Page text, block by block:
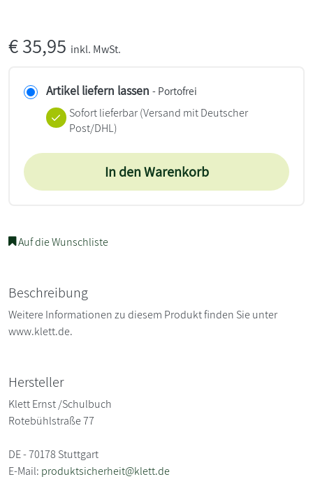
€35,95 inkl. MwSt.
Artikel liefern lassen - Portofrei
Sofort lieferbar(Versand mit Deutscher
Post/DHL)
In den Warenkorb
Auf die Wunschliste
Beschreibung
Weitere Informationen zu diesem Produkt finden Sie unter
www.klett.de.
Hersteller
Klett Ernst /Schulbuch
Rotebühlstraße 77
DE - 70178 Stuttgart
E-Mail: produktsicherheit@klett.de